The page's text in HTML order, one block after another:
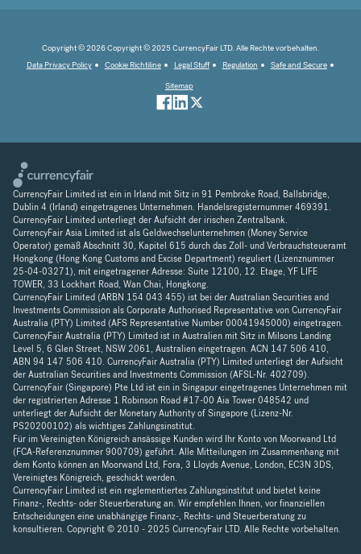
Copyright © 2026 Copyright © 2025 CurrencyFair LTD. Alle Rechte vorbehalten.
Data Privacy Policy
Cookie Richtiline Legal Stuff Regulation
Safe and Secure
Sitemap
CurrencyFair Limited ist ein in Irland mit Sitz in 91 Pembroke Road, Ballsbridge,
Dublin 4 (Irland) eingetragenes Unternehmen. Handelsregisternummer 469391.
CurrencyFair Limited unterliegt der Aufsicht der irischen Zentralbank.
CurrencyFair Asia Limited ist als Geldwechselunternehmen (Money Service
Operator) gemäß Abschnitt 30, Kapitel 615 durch das Zoll- und Verbrauchsteueramt
Hongkong (Hong Kong Customs and Excise Department) reguliert (Lizenznummer
25-04-03271), mit eingetragener Adresse: Suite 12100, 12. Etage, YF LIFE
TOWER, 33 Lockhart Road, Wan Chai, Hongkong.
CurrencyFair Limited (ARBN 154 043 455) ist bei der Australian Securities and
Investments Commission als Corporate Authorised Representative von CurrencyFair
Australia (PTY) Limited (AFS Representative Number 00041945000) eingetragen.
CurrencyFair Australia (PTY) Limited ist in Australien mit Sitz in Milsons Landing
Level 5, 6 Glen Street, NSW 2061, Australien eingetragen. ACN 147 506 410,
ABN 94 147 506 410. CurrencyFair Australia (PTY) Limited unterliegt der Aufsicht
der Australian Securities and Investments Commission (AFSL-Nr. 402709).
CurrencyFair (Singapore) Pte Ltd ist ein in Singapur eingetragenes Unternehmen mit
der registrierten Adresse 1 Robinson Road #17-00 Aia Tower 048542 und
unterliegt der Aufsicht der Monetary Authority of Singapore (Lizenz-Nr.
PS20200102) als wichtiges Zahlungsinstitut.
Für im Vereinigten Königreich ansässige Kunden wird Ihr Konto von Moorwand Ltd
(FCA-Referenznummer 900709) geführt. Alle Mitteilungen im Zusammenhang mit
dem Konto können an Moorwand Ltd, Fora, 3 Lloyds Avenue, London, EC3N 3DS,
Vereinigtes Königreich, geschickt werden.
CurrencyFair Limited ist ein reglementiertes Zahlungsinstitut und bietet keine
Finanz-, Rechts- oder Steuerberatung an. Wir empfehlen Ihnen, vor finanziellen
Entscheidungen eine unabhängige Finanz-, Rechts- und Steuerberatung zu
konsultieren. Copyright © 2010 - 2025 CurrencyFair LTD. Alle Rechte vorbehalten.